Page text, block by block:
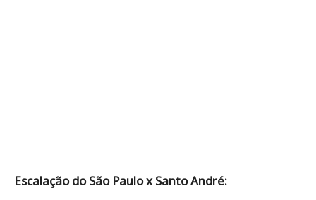
Escalação do São Paulo x Santo André: